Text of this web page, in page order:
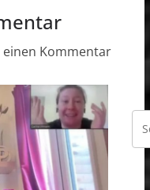
Kommentar